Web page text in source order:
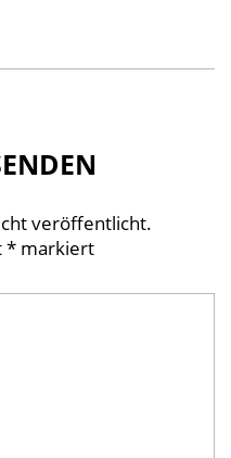
veröffentlicht.
* markiert